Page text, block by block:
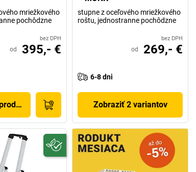
mriežkového
pochôdzne
bez DPH
od 395,- €
stupne z oceľového mriežkového
roštu, jednostranne pochôdzne
bez DPH
od 269,- €
6-8 dni
Zobraziť 2 variantov